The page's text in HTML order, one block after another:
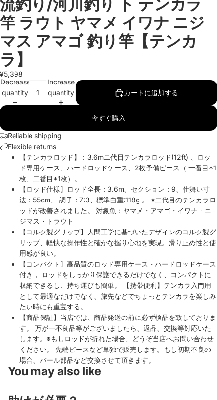
流釣り/河川釣り ト テンカラ
竿 ラウト ヤマメ イワナ ニジ
マス アマゴ 釣り竿【テンカ
ラ】
¥5,398
Decrease
quantity
Increase
quantity
カートに追加する
今すぐ購入
Reliable shipping
Flexible returns
【テンカラロッド】：3.6m二代目テンカラロッド(12ft) 、ロッ
ド専用ケース、ハードロッドケース、2枚予備ピース（ 一番目*1
枚、二番目*1枚）。
【ロッド仕様】ロッド全長：3.6m、セクション：9、仕舞い寸
法：55cm、 調子：7:3、標準自重:118g 。 ※二代目のテンカラロ
ッドが改善されました。 対象魚：ヤマメ・アマゴ・イワナ・ニ
ジマス・トラウト
【コルク製グリッブ】人間工学に基づいたデザインのコルク製グ
リッブ、軽快な操作性と確かな握り心地を実現。滑り止め性と使
用感が良い。
【コンパクト】高品質のロッド専用ケース・ハードロッドケース
付き， ロッドをしっかり保護できるだけでなく、コンパクトに
収納できるし、持ち運びも簡単。 【携帯便利】テンカラ入門用
として最適なだけでなく、旅先などでちょっとテンカラを楽しみ
たい時にも重宝する。
【商品保証】当店では、商品発送の前に必ず検品を致しておりま
す。 万が一不良品等がございましたら、返品、交換等対応いた
します。※もしロッドが折れた場合、どうぞ当店へお問い合わせ
ください。 先端ピースなど単独で販売します。もし初期不良の
場合、パール部品など交換させて頂きます。
You may also like